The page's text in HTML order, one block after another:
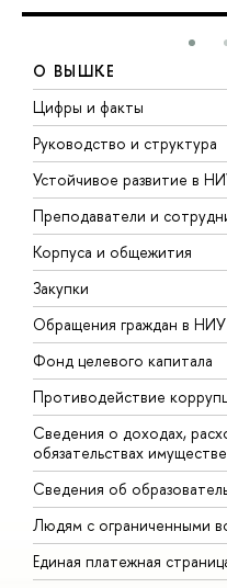
О ВЫШКЕ
Цифры и факты
Руководство и структура
Устойчивое развитие в
Преподаватели и
Корпуса и общежития
Закупки
Обращения граждан в
Фонд целевого капитала
Противодействие
Сведения о доходах,
обязательствах
Сведения об
Людям с ограниченными
Единая платежная